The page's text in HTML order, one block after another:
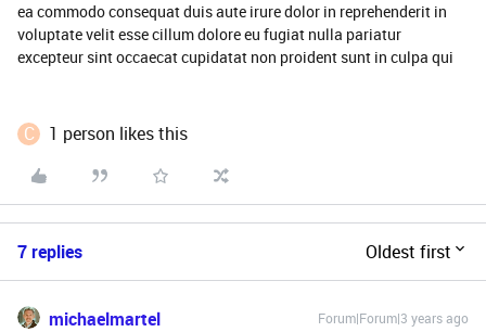
ea commodo consequat duis aute irure dolor in reprehenderit in
voluptate velit esse cillum dolore eu fugiat nulla pariatur
excepteur sint occaecat cupidatat non proident sunt in culpa qui
C 1 person likes this
7 replies Oldest first
michaelmartel Forum|Forum|3 years ago